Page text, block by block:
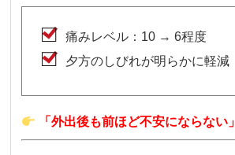
痛みレベル：10 → 6程度
夕方のしびれが明らかに軽減
「外出後も前ほど不安にならない」